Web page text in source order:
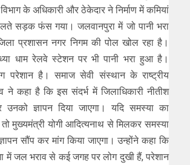
के अधिकारी और ठेकेदार ने निर्माण में कमियां
सड़क फंस गया। जलवानपुरा में जो पानी भरा
प्रशासन नगर निगम की पोल खोल रहा है।
धाम रेलवे स्टेशन पर भी पानी भरा हुआ है।
परेशान है। समाज सेवी संस्थान के राष्ट्रीय
ने कहा है कि इस संदर्भ में जिलाधिकारी नीतीश
ज्ञापन दिया जाएगा। यदि समस्या का
मुख्यमंत्री योगी आदित्यनाथ से मिलकर समस्या
सौंप कर मांग किया जाएगा। उन्होंने कहा कि
में जल भराव से कई जगह पर लोग दुखी हैं, परेशान